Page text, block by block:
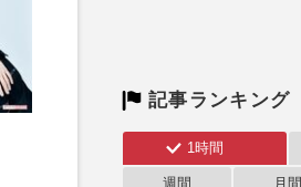
記事ランキング
1時間
週間 月間